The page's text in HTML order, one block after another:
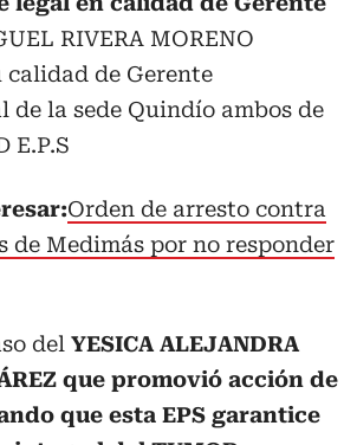
RIVERA MORENO
calidad de Gerente
de la sede Quindío ambos de
E.P.S
Orden de arresto contra
de Medimás por no responder
del YESICA ALEJANDRA
que promovió acción de
que esta EPS garantice